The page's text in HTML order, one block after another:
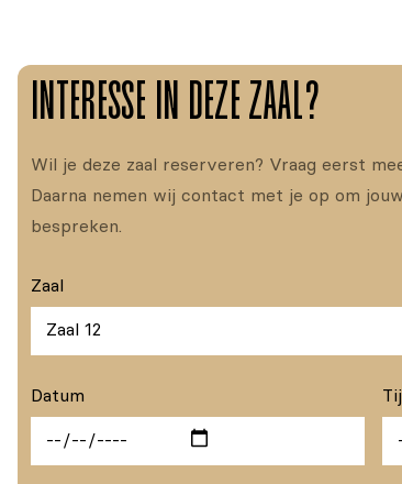
INTERESSE IN DEZE ZAAL?
Wil je deze zaal reserveren? Vraag eerst
Daarna nemen wij contact met je op om
bespreken.
Zaal
Datum